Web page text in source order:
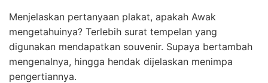
Menjelaskan pertanyaan plakat, apakah Awak
mengetahuinya? Terlebih surat tempelan yang
digunakan mendapatkan souvenir. Supaya bertambah
mengenalnya, hingga hendak dijelaskan menimpa
pengertiannya.